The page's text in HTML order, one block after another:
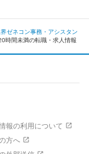
ゼネコン事務・アシスタン
時間未満の転職・求人情報
報の利用について
方へ